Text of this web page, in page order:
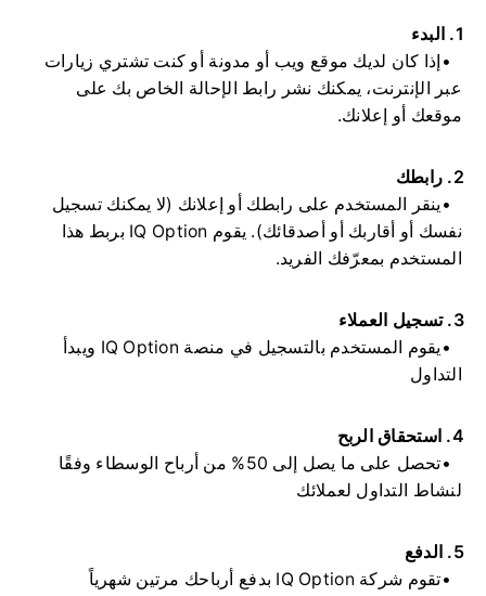
1. البدء
إذا كان لديك موقع ويب أو مدونة أو كنت تشتري زيارات
عبر الإنترنت، يمكنك نشر رابط الإحالة الخاص بك على
موقعك أو إعلانك.
2. رابطك
ينقر المستخدم على رابطك أو إعلانك (لا يمكنك تسجيل
نفسك أو أقاربك أو أصدقائك). يقوم IQ Option بربط هذا
المستخدم بمعرّفك الفريد.
3. تسجيل العملاء
يقوم المستخدم بالتسجيل في منصة IQ Option ويبدأ
التداول
4. استحقاق الربح
تحصل على ما يصل إلى 50% من أرباح الوسطاء وفقًا
لنشاط التداول لعملائك
5. الدفع
تقوم شركة IQ Option بدفع أرباحك مرتين شهرياً